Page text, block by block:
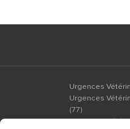
Urgences
Urgences
(77)
Urgences